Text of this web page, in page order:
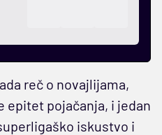
reč o novajlijama,
epitet pojačanja, i jedan
iskustvo i